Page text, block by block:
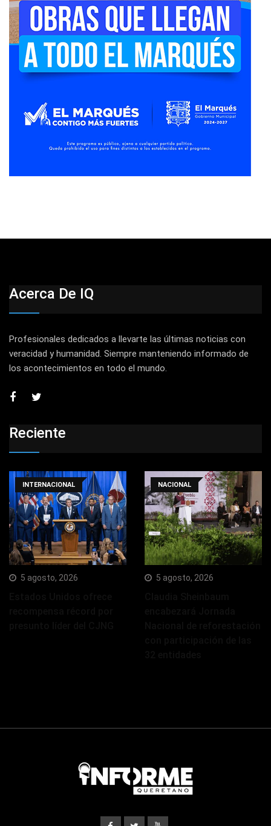
Acerca De IQ
Profesionales dedicados a llevarte las últimas noticias con
veracidad y humanidad. Siempre manteniendo informado de
los acontecimientos en todo el mundo.
Reciente
INTERNACIONAL
5 agosto, 2026
NACIONAL
5 agosto, 2026